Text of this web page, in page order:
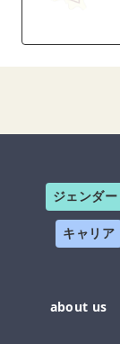
ジェンダー
キャリア
about us